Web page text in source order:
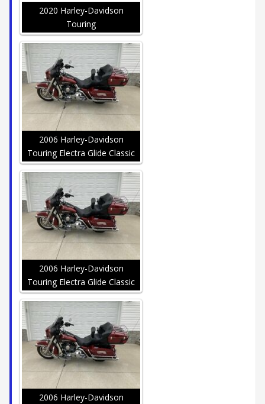
2020 Harley-Davidson
Touring
2006 Harley-Davidson
Touring Electra Glide Classic
2006 Harley-Davidson
Touring Electra Glide Classic
2006 Harley-Davidson